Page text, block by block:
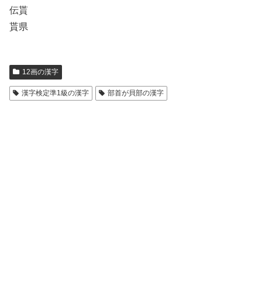
伝貰
貰県
12画の漢字
漢字検定準1級の漢字 部首が貝部の漢字